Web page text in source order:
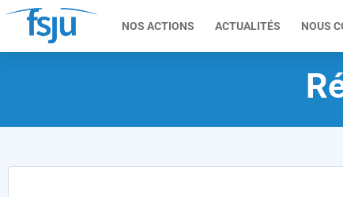
NOS ACTIONS ACTUALITÉS NOUS